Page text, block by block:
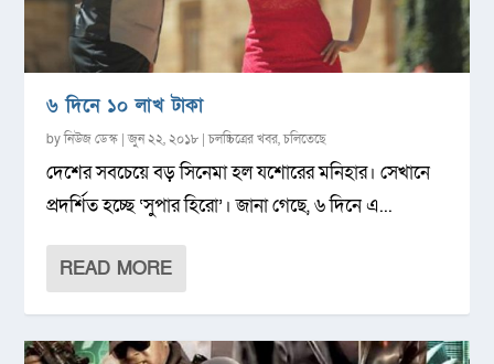
৬ দিনে ১০ লাখ টাকা
byনিউজ ডেস্ক |জুন ২২, ২০১৮ |চলচ্চিত্রের খবর,চলিতেছে
দেশের সবচেয়ে বড় সিনেমা হল যশোরের মনিহার। সেখানে
প্রদর্শিত হচ্ছে ‘সুপার হিরো’। জানা গেছে, ৬ দিনে এ...
READ MORE